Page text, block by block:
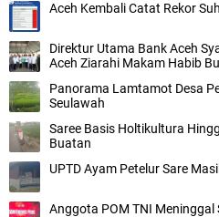
Aceh Kembali Catat Rekor
Direktur Utama Bank Aceh
Aceh Ziarahi Makam Habib
Panorama Lamtamot Desa
Seulawah
Saree Basis Holtikultura
Buatan
UPTD Ayam Petelur Sare
Anggota POM TNI